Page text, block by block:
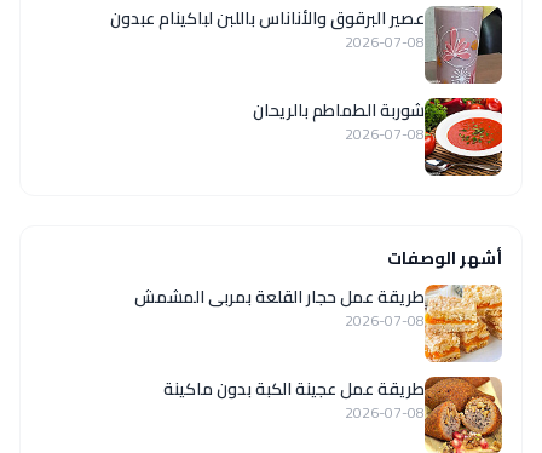
عصير البرقوق والأناناس باللبن لباكينام عبدون
2026-07-08
شوربة الطماطم بالريحان
2026-07-08
أشهر الوصفات
طريقة عمل حجار القلعة بمربى المشمش
2026-07-08
طريقة عمل عجينة الكبة بدون ماكينة
2026-07-08